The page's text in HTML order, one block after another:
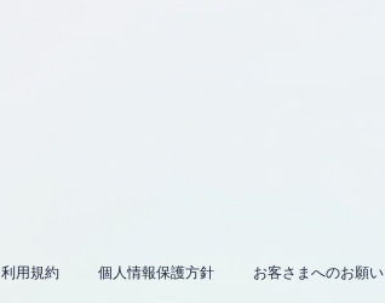
利用規約 個人情報保護方針 お客さまへのお願い